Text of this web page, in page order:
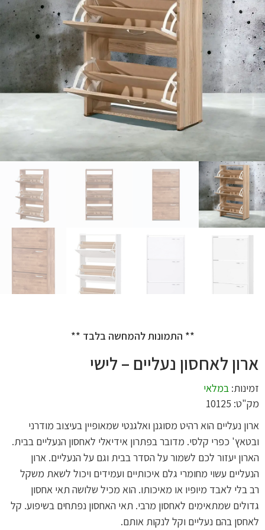
** התמונות להמחשה בלבד **
ארון לאחסון נעליים – לישי
זמינות: במלאי
מק"ט: 10125
ארון נעליים הוא רהיט מסוגנן ואלגנטי שמאופיין בעיצוב מודרני
ובטאץ' כפרי קלסי. מדובר בפתרון אידיאלי לאחסון הנעליים בבית.
הארון יעזור לכם לשמור על הסדר בבית וגם על הנעליים. ארון
הנעליים עשוי מחומרי גלם איכותיים ועמידים ויכול לשאת משקל
רב בלי לאבד מיופיו או מאיכותו. הוא מכיל שלושה תאי אחסון
גדולים שמתאימים לאחסון מרבי. תאי האחסון נפתחים בשיפוע. קל
לאחסן בהם נעליים וקל לנקות אותם.